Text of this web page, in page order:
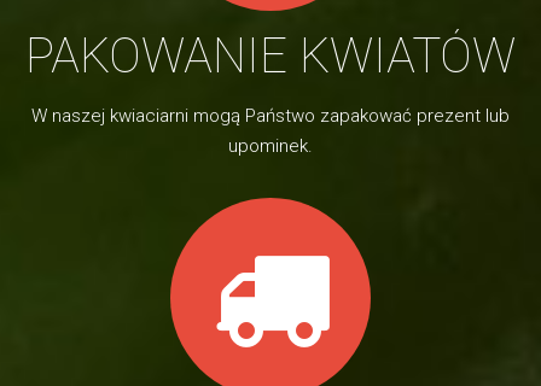
PAKOWANIE KWIATÓW
W naszej kwiaciarni mogą Państwo zapakować prezent lub
upominek.